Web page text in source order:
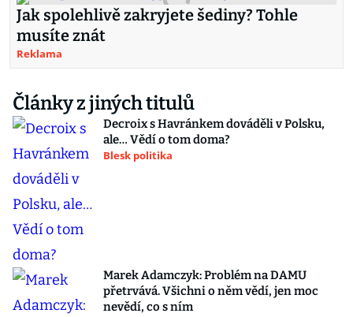
Jak spolehlivě zakryjete šediny? Tohle
musíte znát
Reklama
Články z jiných titulů
Decroix s Havránkem dováděli v Polsku,
ale… Vědí o tom doma?
Blesk politika
Marek Adamczyk: Problém na DAMU
přetrvává. Všichni o něm vědí, jen moc
nevědí, co s ním